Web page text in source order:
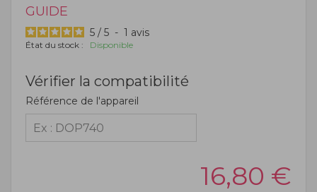
GUIDE
5 / 5 - 1 avis
État du stock : Disponible
Vérifier la compatibilité
Référence de l'appareil
16,80 €